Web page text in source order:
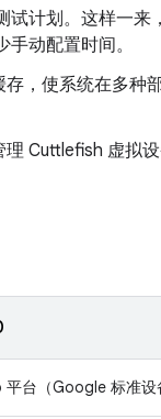
试计划。这样一来
动配置时间。
，使系统在多种
Cuttlefish 虚拟设
平台（Google 标准设